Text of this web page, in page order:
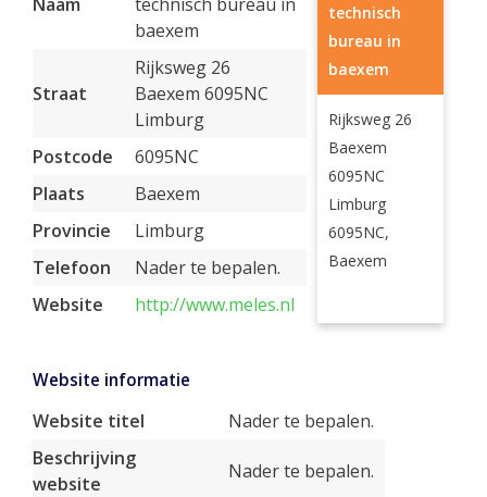
baexem
Straat
Rijksweg 26
Baexem 6095NC
Limburg
Postcode
6095NC
Plaats
Baexem
Provincie
Limburg
Telefoon
Nader te bepalen.
Website
http://www.meles.nl
technisch
bureau in
baexem
Rijksweg 26
Baexem
6095NC
Limburg
6095NC,
Baexem
Website informatie
Website titel
Nader te bepalen.
Beschrijving
website
Nader te bepalen.